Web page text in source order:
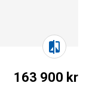
163 900 kr